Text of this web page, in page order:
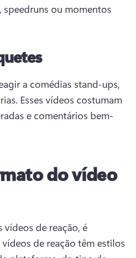
ou momentos
a comédias stand-ups,
Esses vídeos costumam
e comentários bem-
do vídeo
de reação, é
vídeos de reação têm estilos